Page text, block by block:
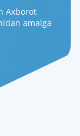
Axborot
amalga